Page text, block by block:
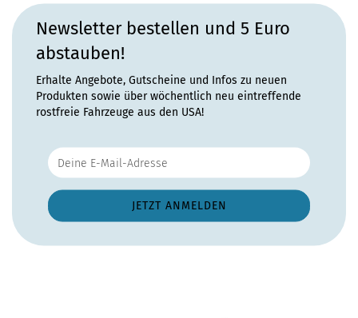
Newsletter bestellen und 5 Euro
abstauben!
Erhalte Angebote, Gutscheine und Infos zu neuen
Produkten sowie über wöchentlich neu eintreffende
rostfreie Fahrzeuge aus den USA!